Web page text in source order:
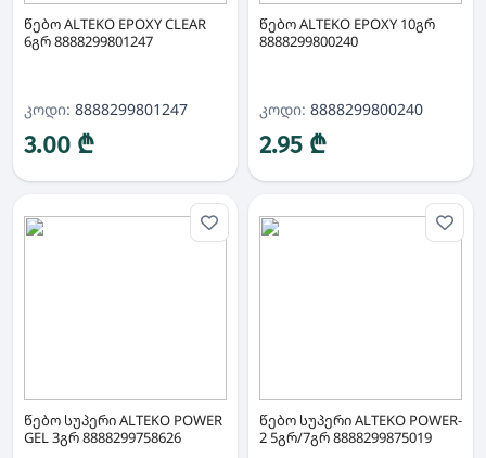
წებო ALTEKO EPOXY CLEAR
6გრ 8888299801247
კოდი: 8888299801247
3.00 ₾
წებო ALTEKO EPOXY 10გრ
8888299800240
კოდი: 8888299800240
2.95 ₾
წებო სუპერი ALTEKO POWER
GEL 3გრ 8888299758626
წებო სუპერი ALTEKO POWER-
2 5გრ/7გრ 8888299875019